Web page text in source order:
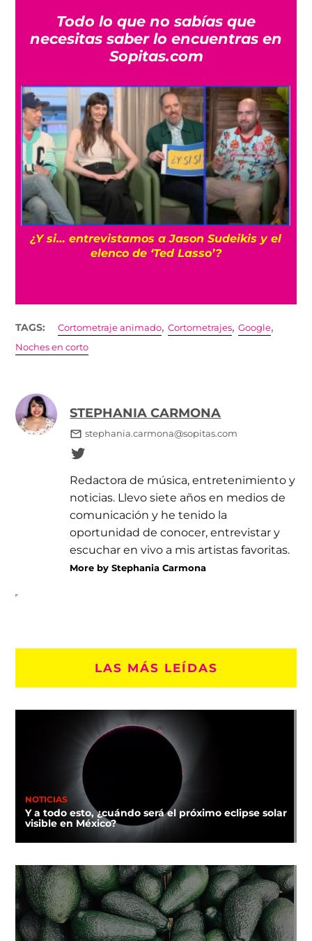
Todo lo que no sabías que
necesitas saber lo encuentras en
Sopitas.com
¿Y si… entrevistamos a Jason Sudeikis y el
elenco de ‘Ted Lasso’?
TAGS: Cortometraje animado,Cortometrajes,Google,
Noches en corto
STEPHANIA CARMONA
stephania.carmona@sopitas.com
Redactora de música, entretenimiento y
noticias. Llevo siete años en medios de
comunicación y he tenido la
oportunidad de conocer, entrevistar y
escuchar en vivo a mis artistas favoritas.
More by Stephania Carmona
LAS MÁS LEÍDAS
NOTICIAS
Y a todo esto, ¿cuándo será el próximo eclipse solar
visible en México?